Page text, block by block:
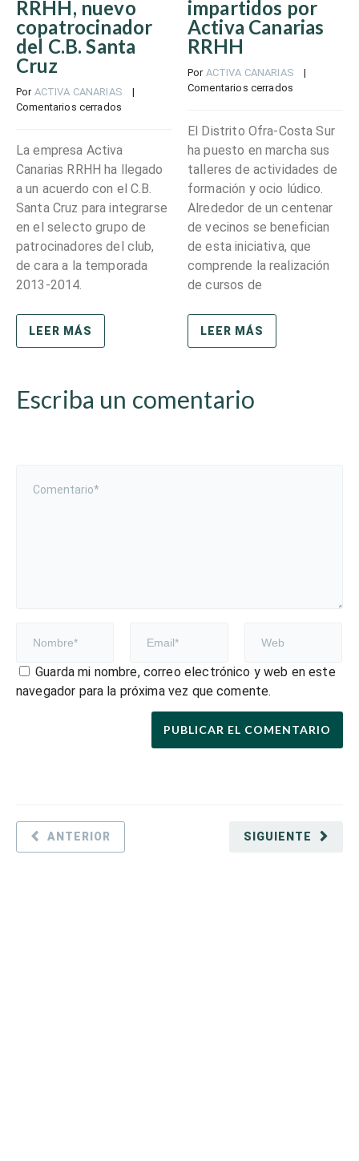
RRHH, nuevo
copatrocinador
del C.B. Santa
Cruz
Por ACTIVA CANARIAS
Comentarios cerrados
La empresa Activa
Canarias RRHH ha llegado
a un acuerdo con el C.B.
Santa Cruz para integrarse
en el selecto grupo de
patrocinadores del club,
de cara a la temporada
2013-2014.
LEER MÁS
impartidos por
Activa Canarias
RRHH
Por ACTIVA CANARIAS
Comentarios cerrados
El Distrito Ofra-Costa Sur
ha puesto en marcha sus
talleres de actividades de
formación y ocio lúdico.
Alrededor de un centenar
de vecinos se benefician
de esta iniciativa, que
comprende la realización
de cursos de
LEER MÁS
Escriba un comentario
Guarda mi nombre, correo electrónico y web en este
navegador para la próxima vez que comente.
SIGUIENTE
ANTERIOR